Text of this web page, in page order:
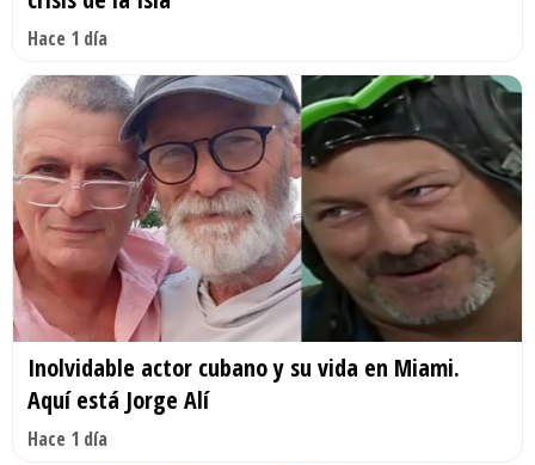
Hace 1 día
Inolvidable actor cubano y su vida en Miami.
Aquí está Jorge Alí
Hace 1 día